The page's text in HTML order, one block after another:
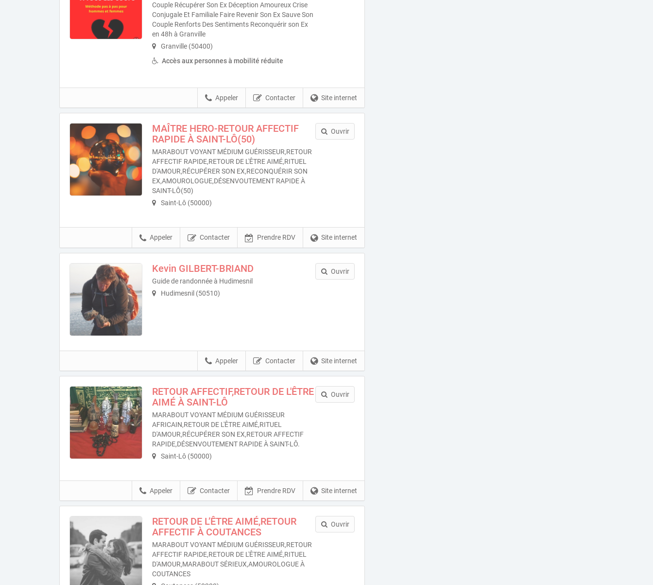
Couple Récupérer Son Ex Déception Amoureux Crise
Conjugale Et Familiale Faire Revenir Son Ex Sauve Son
Couple Renforts Des Sentiments Reconquérir son Ex
en 48h à Granville
Granville (50400)
Accès aux personnes à mobilité réduite
Site internet
Contacter
Appeler
MAÎTRE HERO-RETOUR AFFECTIF
RAPIDE À SAINT-LÔ(50)
MARABOUT VOYANT MÉDIUM GUÉRISSEUR,RETOUR
AFFECTIF RAPIDE,RETOUR DE L'ÊTRE AIMÉ,RITUEL
D'AMOUR,RÉCUPÉRER SON EX,RECONQUÉRIR SON
EX,AMOUROLOGUE,DÉSENVOUTEMENT RAPIDE À
SAINT-LÔ(50)
Saint-Lô (50000)
Ouvrir
Site internet
Prendre RDV
Contacter
Appeler
Kevin GILBERT-BRIAND
Guide de randonnée à Hudimesnil
Hudimesnil (50510)
Ouvrir
Site internet
Contacter
Appeler
RETOUR AFFECTIF,RETOUR DE L'ÊTRE
AIMÉ À SAINT-LÔ
MARABOUT VOYANT MÉDIUM GUÉRISSEUR
AFRICAIN,RETOUR DE L'ÊTRE AIMÉ,RITUEL
D'AMOUR,RÉCUPÉRER SON EX,RETOUR AFFECTIF
RAPIDE,DÉSENVOUTEMENT RAPIDE À SAINT-LÔ.
Saint-Lô (50000)
Ouvrir
Site internet
Prendre RDV
Contacter
Appeler
RETOUR DE L’ÊTRE AIMÉ,RETOUR
AFFECTIF À COUTANCES
MARABOUT VOYANT MÉDIUM GUÉRISSEUR,RETOUR
AFFECTIF RAPIDE,RETOUR DE L'ÊTRE AIMÉ,RITUEL
D'AMOUR,MARABOUT SÉRIEUX,AMOUROLOGUE À
COUTANCES
Ouvrir